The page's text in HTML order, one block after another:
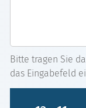
Bitte tragen Sie
das Eingabefeld